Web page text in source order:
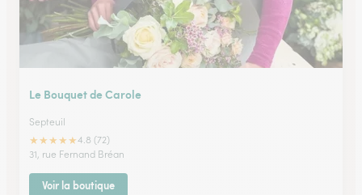
Le Bouquet de Carole
Septeuil
★★★★★4.8 (72)
31, rue Fernand Bréan
Voir la boutique